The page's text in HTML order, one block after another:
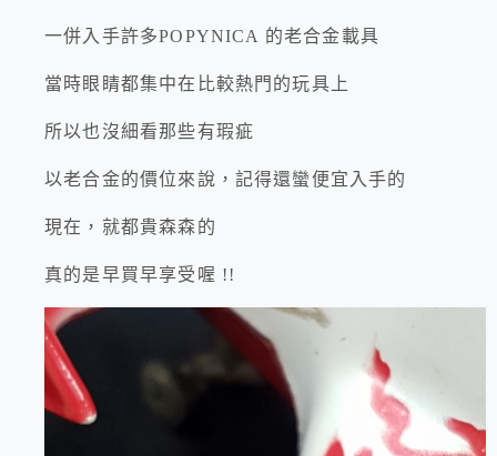
一併入手許多POPYNICA 的老合金載具
當時眼睛都集中在比較熱門的玩具上
所以也沒細看那些有瑕疵
以老合金的價位來說，記得還蠻便宜入手的
現在，就都貴森森的
真的是早買早享受喔 !!